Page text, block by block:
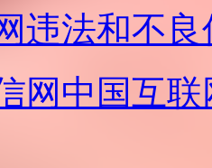
违法和不
网 中国互